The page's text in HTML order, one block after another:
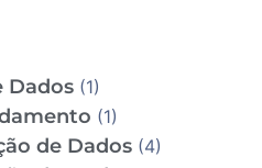
Dados (1)
(1)
de Dados (4)